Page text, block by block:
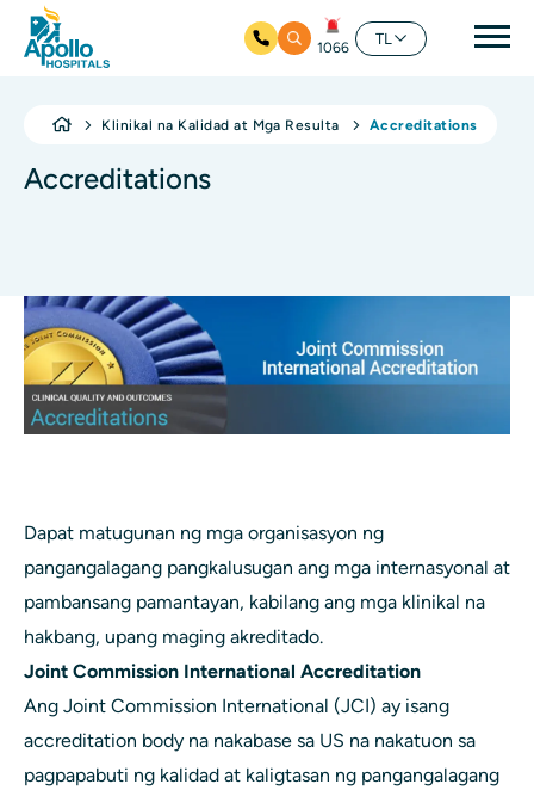
1066
TL
Klinikal na Kalidad at Mga Resulta Accreditations
Accreditations
Dapat matugunan ng mga organisasyon ng
pangangalagang pangkalusugan ang mga internasyonal at
pambansang pamantayan, kabilang ang mga klinikal na
hakbang, upang maging akreditado.
Joint Commission International Accreditation
Ang Joint Commission International (JCI) ay isang
accreditation body na nakabase sa US na nakatuon sa
pagpapabuti ng kalidad at kaligtasan ng pangangalagang